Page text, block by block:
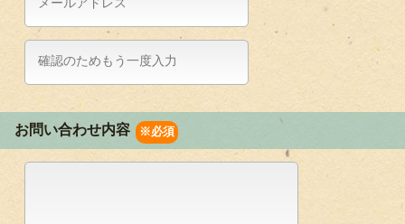
お問い合わせ内容 ※必須